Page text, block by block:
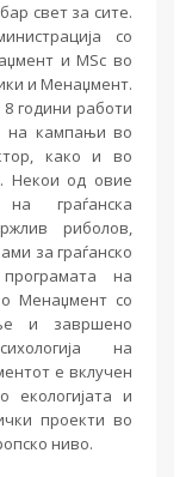
свет за сите.
со
и МSс во
и Менаџмент.
години работи
на кампањи во
како и во
Некои од овие
граѓанска
риболов,
за граѓанско
на
Менаџмент со
и завршено
на
е вклучен
екологијата и
проекти во
ниво.